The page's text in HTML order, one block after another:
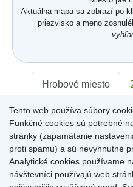
Aktuálna mapa sa zobrazí po
priezvisko a meno
Hrobové miesto
Sektor:- Rad:-
Miesto pre informácie o
Tento web používa súbory
Funkčné cookies sú potrebné
stránky (zapamätanie
proti spamu) a sú nevyhnutné
Analytické cookies používame
návštevníci používajú web